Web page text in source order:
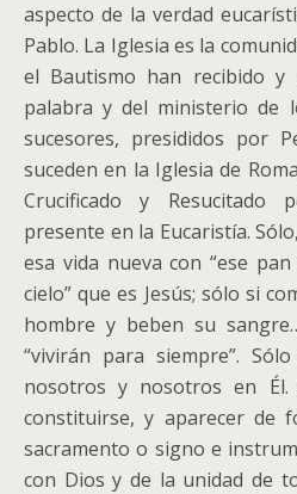
aspecto de la verdad
Pablo. La Iglesia es la
el Bautismo han recibido
palabra y del ministerio de
sucesores, presididos por
suceden en la Iglesia de
Crucificado y Resucitado
presente en la Eucaristía.
esa vida nueva con “ese
cielo” que es Jesús; sólo si
hombre y beben su
“vivirán para siempre”.
nosotros y nosotros en
constituirse, y aparecer de
sacramento o signo e
con Dios y de la unidad de